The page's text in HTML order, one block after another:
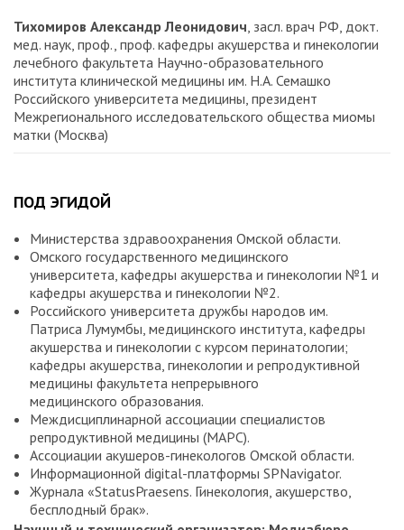
Тихомиров Александр Леонидович , засл. врач РФ, докт.
мед. наук, проф., проф. кафедры акушерства и гинекологии
лечебного факультета Научно-образовательного
института клинической медицины им. Н.А. Семашко
Российского университета медицины, президент
Межрегионального исследовательского общества миомы
матки (Москва)
ПОД ЭГИДОЙ
Министерства здравоохранения Омской области.
Омского государственного медицинского
университета, кафедры акушерства и гинекологии №1 и
кафедры акушерства и гинекологии №2.
Российского университета дружбы народов им.
Патриса Лумумбы, медицинского института, кафедры
акушерства и гинекологии с курсом перинатологии;
кафедры акушерства, гинекологии и репродуктивной
медицины факультета непрерывного
медицинского образования.
Междисциплинарной ассоциации специалистов
репродуктивной медицины (МАРС).
Ассоциации акушеров-гинекологов Омской области.
Информационной digital-платформы SPNavigator.
Журнала «StatusPraesens. Гинекология, акушерство,
бесплодный брак».